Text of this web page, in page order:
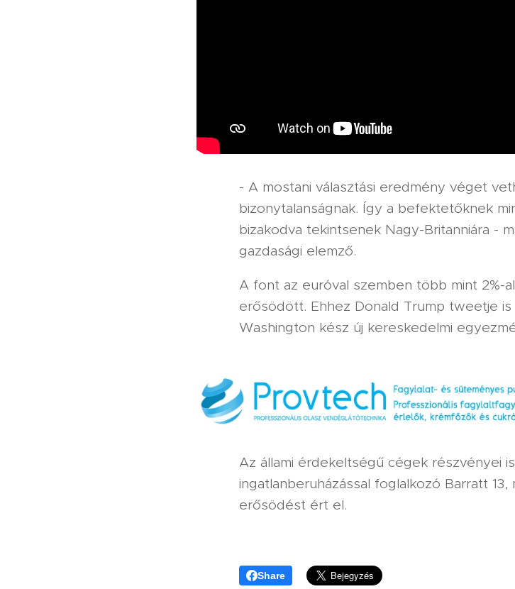
- A mostani választási eredmény véget
bizonytalanságnak. Így a befektetőknek
bizakodva tekintsenek Nagy-Britanniára -
gazdasági elemző.
A font az euróval szemben több mint 2%-
erősödött. Ehhez Donald Trump tweetje
Washington kész új kereskedelmi
Az állami érdekeltségű cégek részvényei
ingatlanberuházással foglalkozó Barratt 13,
erősödést ért el.
Share